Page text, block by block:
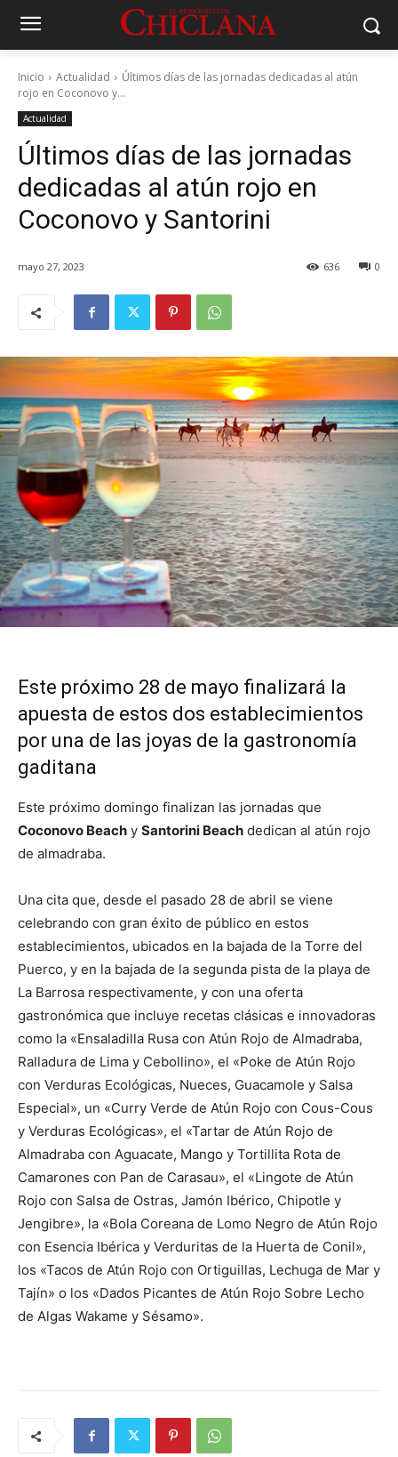
Inicio Actualidad
Últimos días de las jornadas dedicadas al atún
rojo en Coconovo y...
Actualidad
Últimos días de las jornadas
dedicadas al atún rojo en
Coconovo y Santorini
mayo 27, 2023 0
636
Este próximo 28 de mayo finalizará la
apuesta de estos dos establecimientos
por una de las joyas de la gastronomía
gaditana
Este próximo domingo finalizan las jornadas que
Coconovo Beach y Santorini Beach dedican al atún rojo
de almadraba.
Una cita que, desde el pasado 28 de abril se viene
celebrando con gran éxito de público en estos
establecimientos, ubicados en la bajada de la Torre del
Puerco, y en la bajada de la segunda pista de la playa de
La Barrosa respectivamente, y con una oferta
gastronómica que incluye recetas clásicas e innovadoras
como la «Ensaladilla Rusa con Atún Rojo de Almadraba,
Ralladura de Lima y Cebollino», el «Poke de Atún Rojo
con Verduras Ecológicas, Nueces, Guacamole y Salsa
Especial», un «Curry Verde de Atún Rojo con Cous-Cous
y Verduras Ecológicas», el «Tartar de Atún Rojo de
Almadraba con Aguacate, Mango y Tortillita Rota de
Camarones con Pan de Carasau», el «Lingote de Atún
Rojo con Salsa de Ostras, Jamón Ibérico, Chipotle y
Jengibre», la «Bola Coreana de Lomo Negro de Atún Rojo
con Esencia Ibérica y Verduritas de la Huerta de Conil»,
los «Tacos de Atún Rojo con Ortiguillas, Lechuga de Mar y
Tajín» o los «Dados Picantes de Atún Rojo Sobre Lecho
de Algas Wakame y Sésamo».